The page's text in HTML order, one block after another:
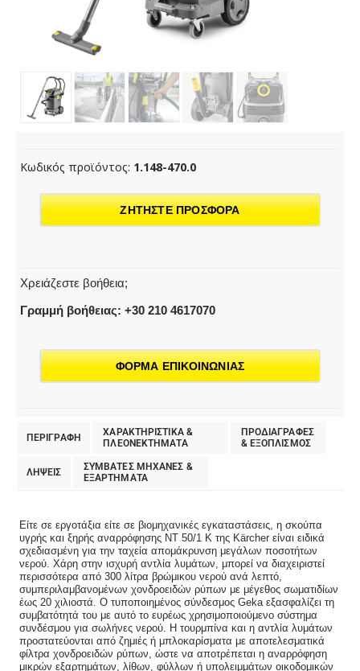
Κωδικός προϊόντος: 1.148-470.0
ΖΗΤΗΣΤΕ ΠΡΟΣΦΟΡΑ
Χρειάζεστε βοήθεια;
Γραμμή βοήθειας: +30 210 4617070
ΦΟΡΜΑ ΕΠΙΚΟΙΝΩΝΙΑΣ
ΠΕΡΙΓΡΑΦΗ
ΧΑΡΑΚΤΗΡΙΣΤΙΚΑ &
ΠΛΕΟΝΕΚΤΗΜΑΤΑ
ΠΡΟΔΙΑΓΡΑΦΕΣ
& EΞΟΠΛΙΣΜΟΣ
ΛΗΨΕΙΣ
ΣΥΜΒΑΤΕΣ ΜΗΧΑΝΕΣ &
ΕΞΑΡΤΗΜΑΤΑ
Είτε σε εργοτάξια είτε σε βιομηχανικές εγκαταστάσεις, η σκούπα
υγρής και ξηρής αναρρόφησης NT 50/1 K της Kärcher είναι ειδικά
σχεδιασμένη για την ταχεία απομάκρυνση μεγάλων ποσοτήτων
νερού. Χάρη στην ισχυρή αντλία λυμάτων, μπορεί να διαχειριστεί
περισσότερα από 300 λίτρα βρώμικου νερού ανά λεπτό,
συμπεριλαμβανομένων χονδροειδών ρύπων με μέγεθος σωματιδίων
έως 20 χιλιοστά. Ο τυποποιημένος σύνδεσμος Geka εξασφαλίζει τη
συμβατότητά του με αυτό το ευρέως χρησιμοποιούμενο σύστημα
συνδέσμου για σωλήνες νερού. Η τουρμπίνα και η αντλία λυμάτων
προστατεύονται από ζημιές ή μπλοκαρίσματα με αποτελεσματικά
φίλτρα χονδροειδών ρύπων, ώστε να αποτρέπεται η αναρρόφηση
μικρών εξαρτημάτων, λίθων, φύλλων ή υπολειμμάτων οικοδομικών